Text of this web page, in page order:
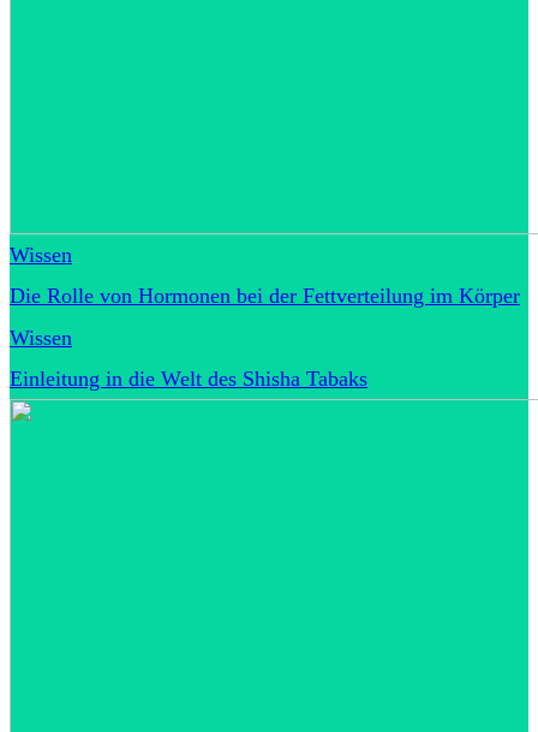
Wissen
Die Rolle von Hormonen bei der Fettverteilung im Körper
Wissen
Einleitung in die Welt des Shisha Tabaks